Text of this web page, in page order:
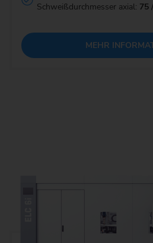
Schweißdurchmesser axial: 75
MEHR